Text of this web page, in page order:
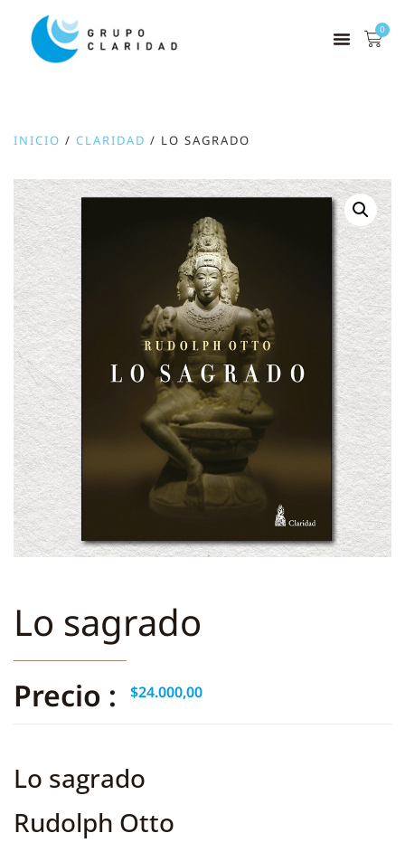
0
INICIO / CLARIDAD / LO SAGRADO
Lo sagrado
Precio : $24.000,00
Lo sagrado
Rudolph Otto